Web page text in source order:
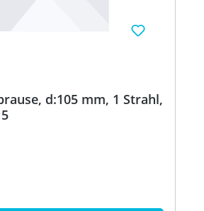
d:105 mm, 1 Strahl,